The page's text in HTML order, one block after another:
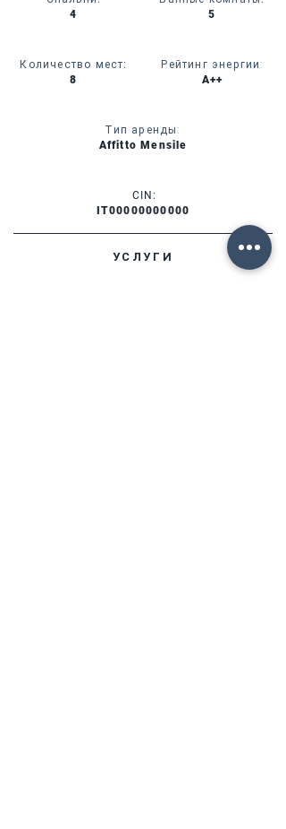
4
Количество мест:
8
5
Рейтинг энергии:
A++
Тип аренды:
Affitto Mensile
CIN:
IT00000000000
УСЛУГИ